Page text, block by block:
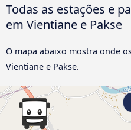
Todas as estações e
em Vientiane e Pakse
O mapa abaixo mostra onde
Vientiane e Pakse.